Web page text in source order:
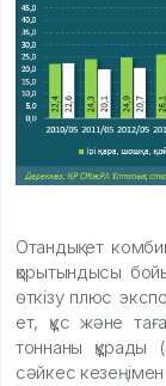
Отандық ет
қорытындысы
өткізу плюс
ет, құс және
тоннаны
сәйкес